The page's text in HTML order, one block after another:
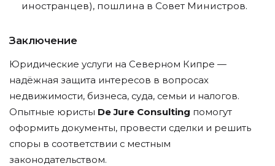
иностранцев), пошлина в Совет Министров.
Заключение
Юридические услуги на Северном Кипре —
надёжная защита интересов в вопросах
недвижимости, бизнеса, суда, семьи и налогов.
Опытные юристы De Jure Consulting помогут
оформить документы, провести сделки и решить
споры в соответствии с местным
законодательством.